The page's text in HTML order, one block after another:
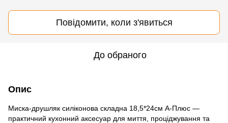
Повідомити, коли з'явиться
До обраного
Опис
Миска-друшляк силіконова складна 18,5*24см А-Плюс —
практичний кухонний аксесуар для миття, проціджування та